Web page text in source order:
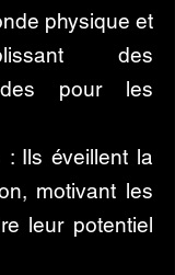
physique et
des
pour les
: Ils éveillent la
motivant les
leur potentiel